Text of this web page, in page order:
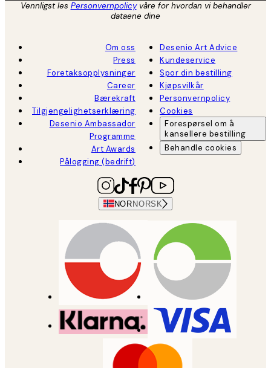
Vennligst les Personvernpolicyvåre for hvordan vi behandler
dataene dine
Om oss
Press
Foretaksopplysninger
Career
Bærekraft
Tilgjengelighetserklæring
Desenio Ambassador
Programme
Art Awards
Pålogging (bedrift)
Desenio Art Advice
Kundeservice
Spor din bestilling
Kjøpsvilkår
Personvernpolicy
Cookies
Forespørsel om å
kansellere bestilling
Behandle cookies
NOR NORSK